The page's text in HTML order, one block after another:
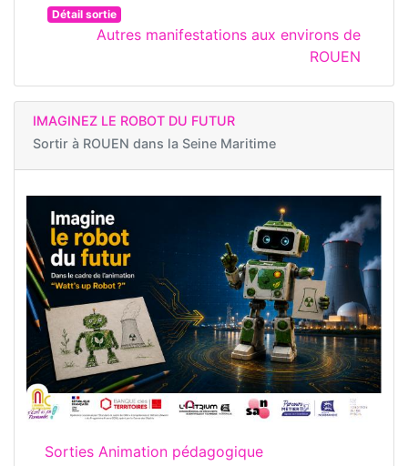
Détail sortie
Autres manifestations aux environs de
ROUEN
IMAGINEZ LE ROBOT DU FUTUR
Sortir à ROUEN dans la Seine Maritime
Sorties Animation pédagogique